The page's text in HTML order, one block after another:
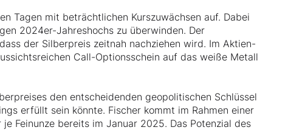
Tagen mit beträchtlichen Kurszuwächsen auf. Dabei
2024er-Jahreshochs zu überwinden. Der
der Silberpreis zeitnah nachziehen wird. Im Aktien-
Call-Optionsschein auf das weiße Metall
den entscheidenden geopolitischen Schlüssel
erfüllt sein könnte. Fischer kommt im Rahmen einer
Feinunze bereits im Januar 2025. Das Potenzial des